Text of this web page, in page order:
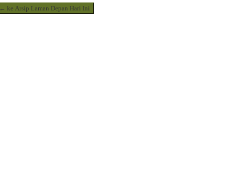
← ke Arsip Laman Depan Hari Ini